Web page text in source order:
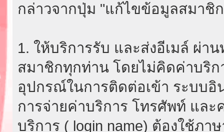
กล่าวจากปุ่ม "แก้ไขข้อมูลสมาชิ
1. ให้บริการรับ และส่งอีเมล์ ผ่า
สมาชิกทุกท่าน โดยไม่คิดค่าบริก
อุปกรณ์ในการติดต่อเข้า ระบบอิ
การจ่ายค่าบริการ โทรศัพท์ และ
บริการ ( login name) ต้องใช้ภ